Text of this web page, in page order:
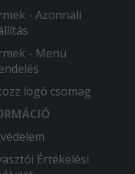
grillezett
nem volt
batyu na azt
teljes
másnak
rendelünk
egy
- Azonnali
- Menü
logó csomag
Értékelési